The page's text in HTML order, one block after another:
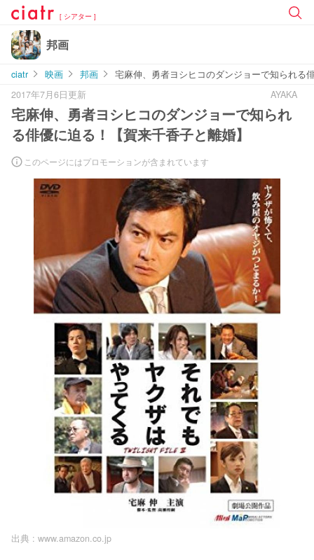
[ シアター ]
邦画
ciatr 映画 邦画
宅麻伸、勇者ヨシヒコのダンジョーで知られる
2017年7月6日更新
AYAKA
宅麻伸、勇者ヨシヒコのダンジョーで知られ
る俳優に迫る！【賀来千香子と離婚】
このページにはプロモーションが含まれています
出典 : www.amazon.co.jp